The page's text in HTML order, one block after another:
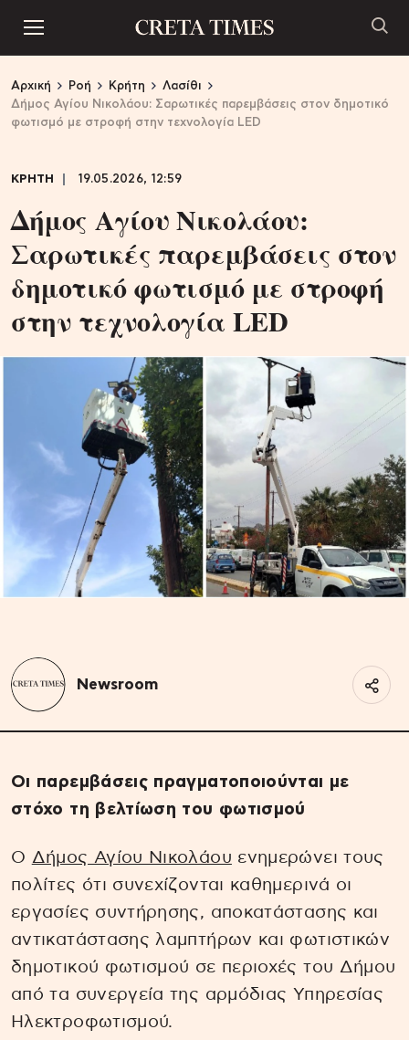
Αρχική Ροή Κρήτη
Λασίθι
Δήμος Αγίου Νικολάου: Σαρωτικές παρεμβάσεις στον δημοτικό
φωτισμό με στροφή στην τεχνολογία LED
ΚΡΗΤΗ 19.05.2026, 12:59
Δήμος Αγίου Νικολάου:
Σαρωτικές παρεμβάσεις στον
δημοτικό φωτισμό με στροφή
στην τεχνολογία LED
Newsroom
Οι παρεμβάσεις πραγματοποιούνται με
στόχο τη βελτίωση του φωτισμού
Ο Δήμος Αγίου Νικολάου ενημερώνει τους
πολίτες ότι συνεχίζονται καθημερινά οι
εργασίες συντήρησης, αποκατάστασης και
αντικατάστασης λαμπτήρων και φωτιστικών
δημοτικού φωτισμού σε περιοχές του Δήμου
από τα συνεργεία της αρμόδιας Υπηρεσίας
Ηλεκτροφωτισμού.